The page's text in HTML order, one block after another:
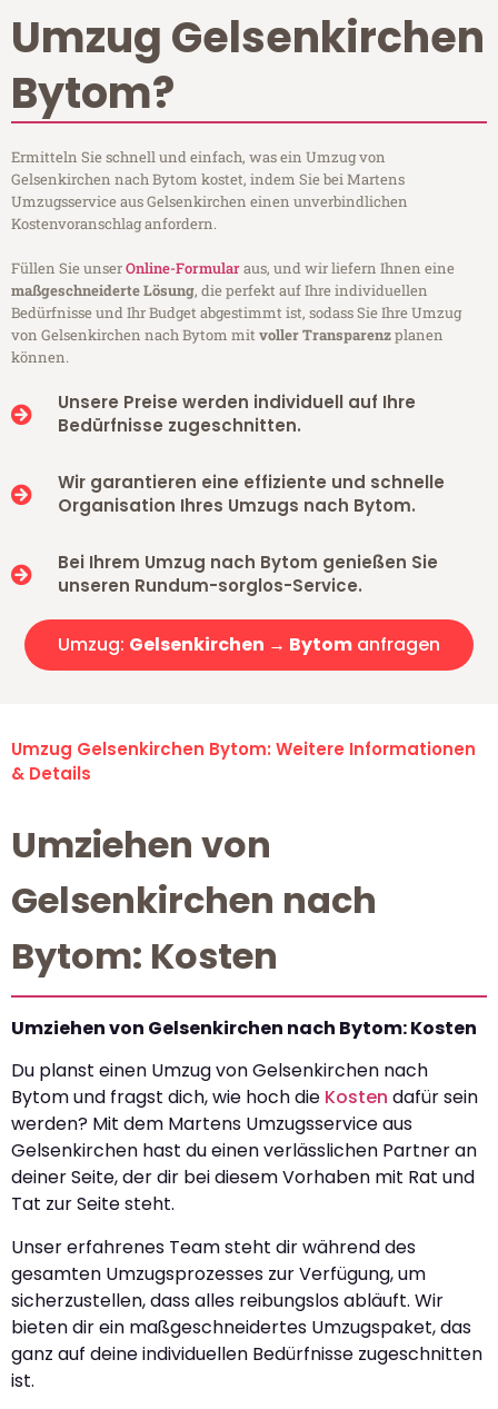
Umzug Gelsenkirchen
Bytom?
Ermitteln Sie schnell und einfach, was ein Umzug von
Gelsenkirchen nach Bytom kostet, indem Sie bei Martens
Umzugsservice aus Gelsenkirchen einen unverbindlichen
Kostenvoranschlag anfordern.
Füllen Sie unserOnline-Formularaus, und wir liefern Ihnen eine
maßgeschneiderte Lösung, die perfekt auf Ihre individuellen
Bedürfnisse und Ihr Budget abgestimmt ist, sodass Sie Ihre Umzug
von Gelsenkirchen nach Bytom mitvoller Transparenzplanen
können.
Unsere Preise werden individuell auf Ihre
Bedürfnisse zugeschnitten.
Wir garantieren eine effiziente und schnelle
Organisation Ihres Umzugs nach Bytom.
Bei Ihrem Umzug nach Bytom genießen Sie
unseren Rundum-sorglos-Service.
Umzug: Gelsenkirchen → Bytom anfragen
Umzug Gelsenkirchen Bytom: Weitere Informationen
& Details
Umziehen von
Gelsenkirchen nach
Bytom: Kosten
Umziehen von Gelsenkirchen nach Bytom: Kosten
Du planst einen Umzug von Gelsenkirchen nach
Bytom und fragst dich, wie hoch die Kosten dafür sein
werden? Mit dem Martens Umzugsservice aus
Gelsenkirchen hast du einen verlässlichen Partner an
deiner Seite, der dir bei diesem Vorhaben mit Rat und
Tat zur Seite steht.
Unser erfahrenes Team steht dir während des
gesamten Umzugsprozesses zur Verfügung, um
sicherzustellen, dass alles reibungslos abläuft. Wir
bieten dir ein maßgeschneidertes Umzugspaket, das
ganz auf deine individuellen Bedürfnisse zugeschnitten
ist.